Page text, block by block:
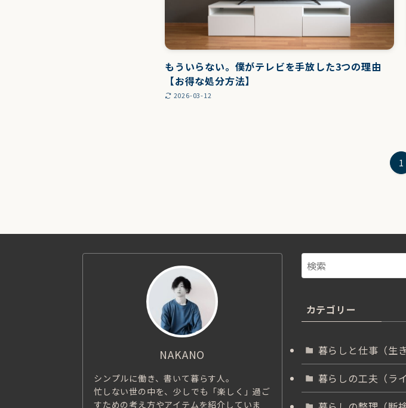
もういらない。僕がテレビを手放した3つの理由
【お得な処分方法】
2026-03-12
1
NAKANO
シンプルに働き、書いて暮らす人。
忙しない世の中を、少しでも「楽しく」過ご
すための考え方やアイテムを紹介していま
カテゴリー
暮らしと仕事（生き
暮らしの工夫（ラ